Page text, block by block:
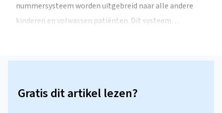
nummersysteem worden uitgebreid naar alle andere
kinderen en volwassen patiënten. Dit systeem…
Gratis dit artikel lezen?